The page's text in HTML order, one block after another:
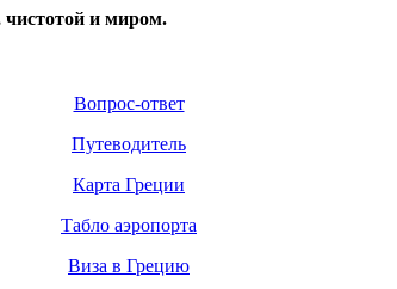
чистотой и миром.
Вопрос-ответ
Путеводитель
Карта Греции
Табло аэропорта
Виза в Грецию